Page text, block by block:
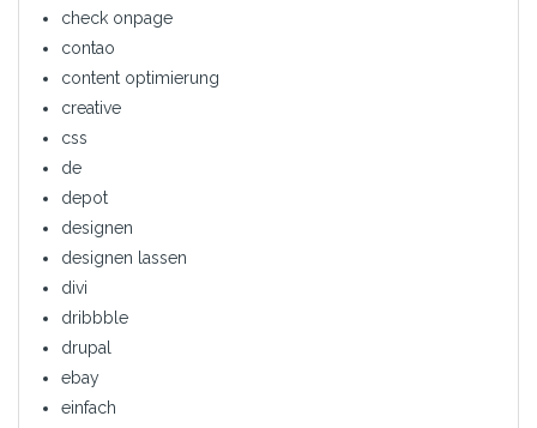
check onpage
contao
content optimierung
creative
css
de
depot
designen
designen lassen
divi
dribbble
drupal
ebay
einfach